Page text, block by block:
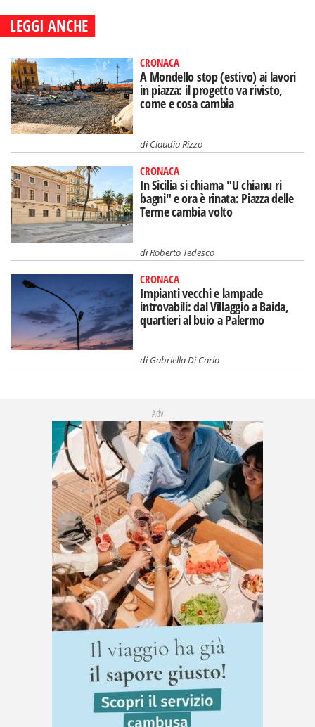
LEGGI ANCHE
CRONACA
A Mondello stop (estivo) ai lavori
in piazza: il progetto va rivisto,
come e cosa cambia
diClaudia Rizzo
CRONACA
In Sicilia si chiama "U chianu ri
bagni" e ora è rinata: Piazza delle
Terme cambia volto
diRoberto Tedesco
CRONACA
Impianti vecchi e lampade
introvabili: dal Villaggio a Baida,
quartieri al buio a Palermo
diGabriella Di Carlo
Adv